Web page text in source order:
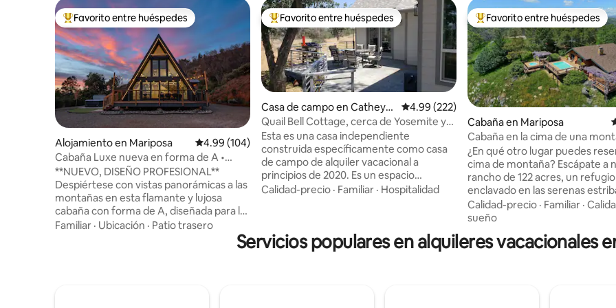
Favorito entre huéspedes preferido
Favorito entre huéspedes
Alojamiento en Mariposa Calificación promedio: 4.99 de 5, 104 reseñas
4.99 (104)
Cabaña Luxe nueva en forma de A •
Jacuzzi + vistas
**NUEVO, DISEÑO PROFESIONAL**
Despiértese con vistas panorámicas a las
montañas en esta flamante y lujosa
cabaña con forma de A, diseñada para la
relajación. ¿Por qué te va a encantar? •
Familiar · Ubicación · Patio trasero
Favorito entre huéspedes preferido
Favorito entre huéspedes
Casa de campo en Catheys
Valley
Calificación promedio: 4.99 de 5, 222 reseñas
4.99 (222)
Quail Bell Cottage, cerca de Yosemite y
Kings Canyon.
Esta es una casa independiente
construida específicamente como casa
de campo de alquiler vacacional a
principios de 2020. Es un espacio
tranquilo y cómodo en un entorno rural
quiera visitar los parques nacionales
cercanos (a 80 minutos de Yosemite,
Calidad-precio · Familiar · Hospitalidad
Favorito entre huéspedes
Favorito entre huéspedes
Cabaña en Mariposa
Cabaña en la cima de una
vistas, jacuzzi privado y piscina
¿En qué otro lugar puedes
cima de montaña? Escápate a
rancho de 122 acres, un
enclavado en las serenas
debajo de Yosemite. Aquí
vistas panorámicas, tranquilidad
relajación. Explora lagos, ríos y
Calidad-precio · Familiar ·
sueño
Servicios populares en alquileres vacacionales